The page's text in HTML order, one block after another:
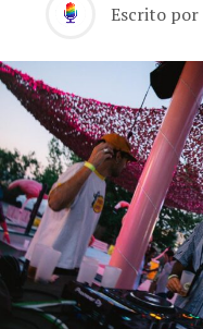
Escrito por